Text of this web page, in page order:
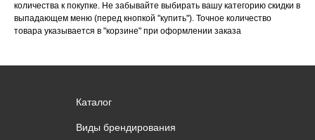
количества к покупке. Не забывайте выбирать вашу категорию скидки в
выпадающем меню (перед кнопкой "купить"). Точное количество
товара указывается в "корзине" при оформлении заказа
Каталог
Виды брендирования